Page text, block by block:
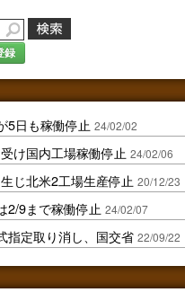
録
5日も稼働停止 24/02/02
け国内工場稼働停止 24/02/06
じ北米2工場生産停止 20/12/23
2/9まで稼働停止 24/02/07
指定取り消し、国交省 22/09/22